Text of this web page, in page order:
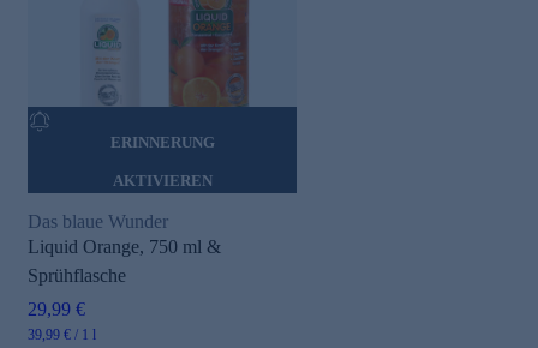
ERINNERUNG
AKTIVIEREN
Das blaue Wunder
Liquid Orange, 750 ml &
Sprühflasche
29,99 €
39,99 € / 1 l